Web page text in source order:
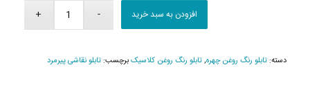
افزودن به سبد خرید
دسته: تابلو رنگ روغن چهره,تابلو رنگ روغن کلاسیکبرچسب: تابلو نقاشی پیرمرد